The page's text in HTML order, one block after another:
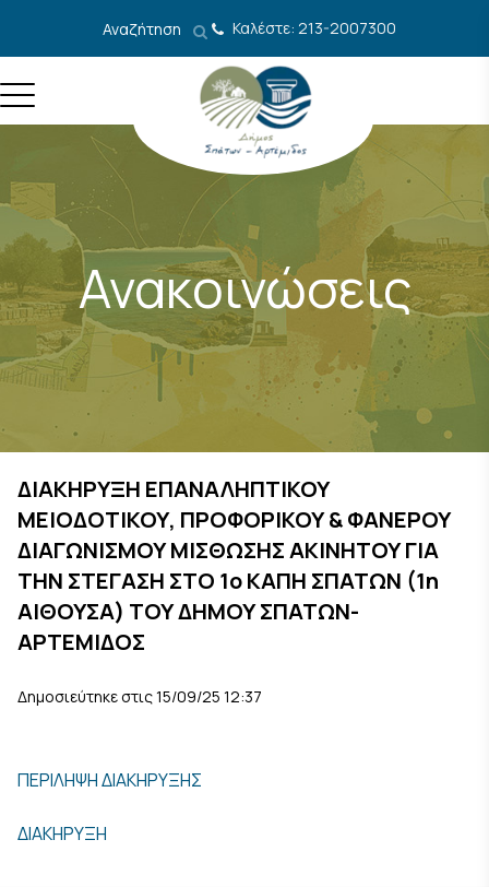
Αναζήτηση Καλέστε: 213-2007300
Ανακοινώσεις
ΔΙΑΚΗΡΥΞΗ ΕΠΑΝΑΛΗΠΤΙΚΟΥ
ΜΕΙΟΔΟΤΙΚΟΥ, ΠΡΟΦΟΡΙΚΟΥ & ΦΑΝΕΡΟΥ
ΔΙΑΓΩΝΙΣΜΟΥ ΜΙΣΘΩΣΗΣ ΑΚΙΝΗΤΟΥ ΓΙΑ
ΤΗΝ ΣΤΕΓΑΣΗ ΣΤΟ 1ο ΚΑΠΗ ΣΠΑΤΩΝ (1η
ΑΙΘΟΥΣΑ) ΤΟΥ ΔΗΜΟΥ ΣΠΑΤΩΝ-
ΑΡΤΕΜΙΔΟΣ
Δημοσιεύτηκε στις 15/09/25 12:37
ΠΕΡΙΛΗΨΗ ΔΙΑΚΗΡΥΞΗΣ
ΔΙΑΚΗΡΥΞΗ